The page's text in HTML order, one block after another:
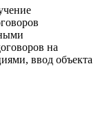
на
ввод объекта